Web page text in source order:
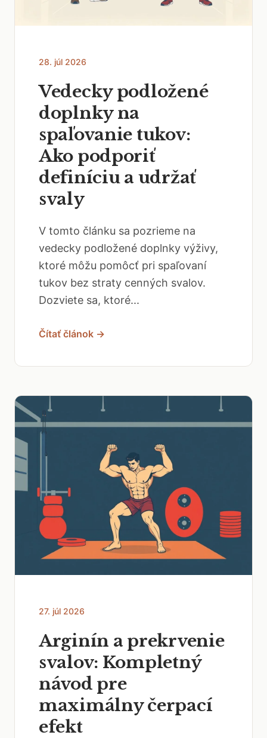
28. júl 2026
Vedecky podložené
doplnky na
spaľovanie tukov:
Ako podporiť
definíciu a udržať
svaly
V tomto článku sa pozrieme na
vedecky podložené doplnky výživy,
ktoré môžu pomôcť pri spaľovaní
tukov bez straty cenných svalov.
Dozviete sa, ktoré...
Čítať článok →
27. júl 2026
Arginín a prekrvenie
svalov: Kompletný
návod pre
maximálny čerpací
efekt